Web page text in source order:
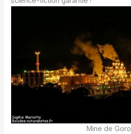
Mine de Goro